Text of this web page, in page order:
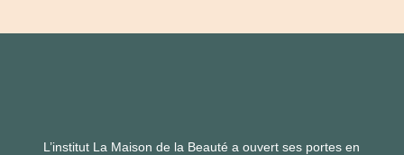
L’institut La Maison de la Beauté a ouvert ses portes en